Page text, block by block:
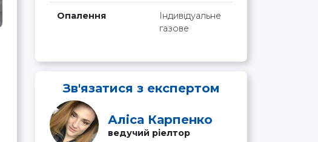
Опалення
Індивідуальне
газове
Зв'язатися з експертом
Аліса Карпенко
ведучий ріелтор